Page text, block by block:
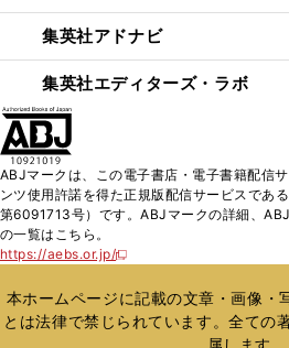
集英社アドナビ
集英社エディターズ・ラボ
ABJマークは、この電子書店・電子書籍配信
ンツ使用許諾を得た正規版配信サービスであ
第6091713号）です。ABJマークの詳細、
の一覧はこちら。
https://aebs.or.jp/
新
い
ウ
ィ
本ホームページに記載の文章・画像・
とは法律で禁じられています。全ての